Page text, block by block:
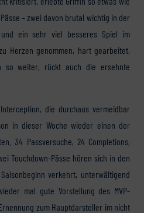
– zwei davon brutal wichtig in der
ein sehr viel besseres Spiel im
Herzen genommen, hart gearbeitet,
so weiter, rückt auch die ersehnte
die durchaus vermeidbar
in dieser Woche wieder einen der
34 Passversuche, 24 Completions,
Touchdown-Pässe hören sich in den
verkehrt, unterwältigend
mal gute Vorstellung des MVP-
zum Hauptdarsteller im nicht